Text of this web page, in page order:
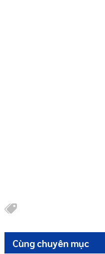
Cùng chuyên mục